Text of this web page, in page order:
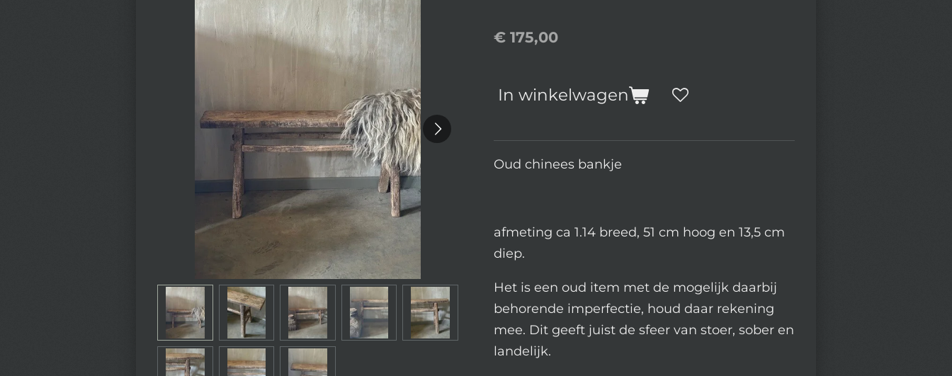
€ 175,00
In winkelwagen
Oud chinees bankje
afmeting ca 1.14 breed, 51 cm hoog en 13,5 cm
diep.
Het is een oud item met de mogelijk daarbij
behorende imperfectie, houd daar rekening
mee. Dit geeft juist de sfeer van stoer, sober en
landelijk.